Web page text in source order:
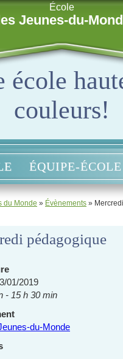
École
Jeunes-du-
école
couleurs!
ÉQUIPE-ÉCOLE
du Monde » Évènements »
pédagogique
01/2019
- 15 h 30 min
du-Monde